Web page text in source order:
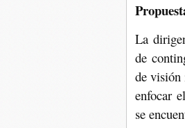
La
de
de visión
enfocar
se